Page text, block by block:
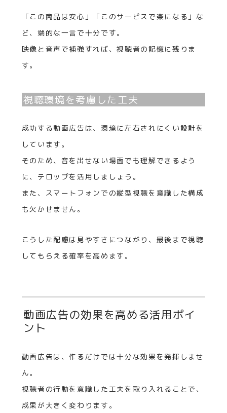
「この商品は安心」「このサービスで楽になる」な
ど、端的な一言で十分です。
映像と音声で補強すれば、視聴者の記憶に残りま
す。
視聴環境を考慮した工夫
成功する動画広告は、環境に左右されにくい設計を
しています。
そのため、音を出せない場面でも理解できるよう
に、テロップを活用しましょう。
また、スマートフォンでの縦型視聴を意識した構成
も欠かせません。
こうした配慮は見やすさにつながり、最後まで視聴
してもらえる確率を高めます。
動画広告の効果を高める活用ポイ
ント
動画広告は、作るだけでは十分な効果を発揮しませ
ん。
視聴者の行動を意識した工夫を取り入れることで、
成果が大きく変わります。